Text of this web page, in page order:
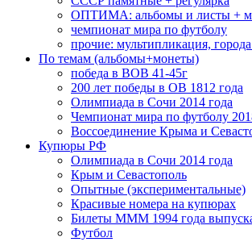
ОПТИМА: альбомы и листы +
чемпионат мира по футболу
прочие: мультипликация,
По темам (альбомы+монеты)
победа в ВОВ 41-45г
200 лет победы в ОВ 1812 года
Олимпиада в Сочи 2014 года
Чемпионат мира по футболу
Воссоединение Крыма и
Купюры РФ
Олимпиада в Сочи 2014 года
Крым и Севастополь
Опытные (экспериментальные)
Красивые номера на купюрах
Билеты МММ 1994 года
Футбол